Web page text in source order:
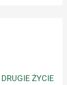
ŻYCIE